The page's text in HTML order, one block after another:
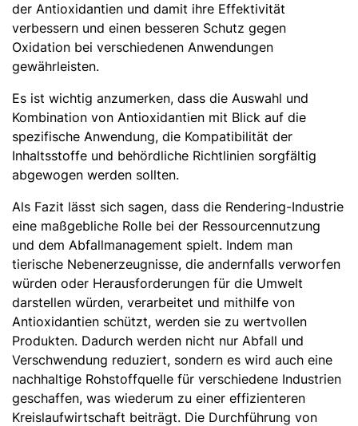
der Antioxidantien und damit ihre Effektivität
verbessern und einen besseren Schutz gegen
Oxidation bei verschiedenen Anwendungen
gewährleisten.
Es ist wichtig anzumerken, dass die Auswahl und
Kombination von Antioxidantien mit Blick auf die
spezifische Anwendung, die Kompatibilität der
Inhaltsstoffe und behördliche Richtlinien sorgfältig
abgewogen werden sollten.
Als Fazit lässt sich sagen, dass die Rendering-Industrie
eine maßgebliche Rolle bei der Ressourcennutzung
und dem Abfallmanagement spielt. Indem man
tierische Nebenerzeugnisse, die andernfalls verworfen
würden oder Herausforderungen für die Umwelt
darstellen würden, verarbeitet und mithilfe von
Antioxidantien schützt, werden sie zu wertvollen
Produkten. Dadurch werden nicht nur Abfall und
Verschwendung reduziert, sondern es wird auch eine
nachhaltige Rohstoffquelle für verschiedene Industrien
geschaffen, was wiederum zu einer effizienteren
Kreislaufwirtschaft beiträgt. Die Durchführung von